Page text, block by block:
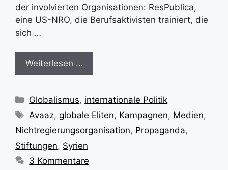
der involvierten Organisationen: ResPublica,
eine US-NRO, die Berufsaktivisten trainiert, die
sich …
Weiterlesen …
Kategorien
Globalismus, internationale Politik
Schlagwörter
Avaaz,globale Eliten, Kampagnen, Medien,
Nichtregierungsorganisation, Propaganda,
Stiftungen, Syrien
3 Kommentare